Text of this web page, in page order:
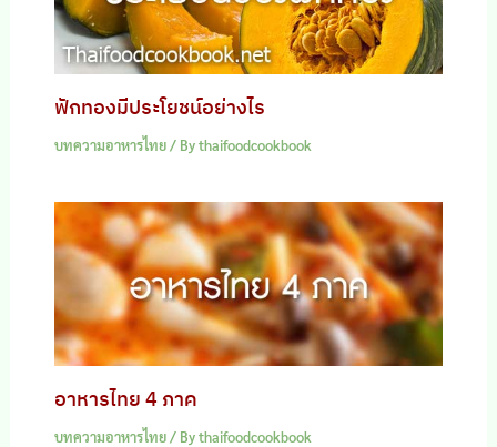
ฟักทองมีประโยชน์อย่างไร
บทความอาหารไทย/ Bythaifoodcookbook
อาหารไทย 4 ภาค
บทความอาหารไทย/ Bythaifoodcookbook